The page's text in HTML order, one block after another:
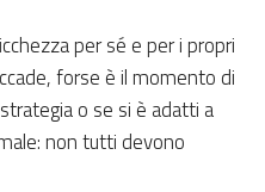
per sé e per i propri
forse è il momento di
o se si è adatti a
non tutti devono